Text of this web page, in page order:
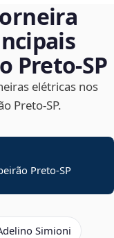
Preto‑SP
elétricas nos
Preto‑SP.
Preto-SP
Simioni